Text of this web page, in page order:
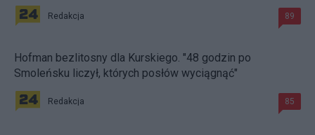
Redakcja 89
Hofman bezlitosny dla Kurskiego. "48 godzin po
Smoleńsku liczył, których posłów wyciągnąć"
Redakcja 85